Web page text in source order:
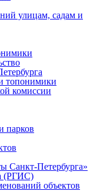
улицам, садам и
топонимики
комиссии
парков
Санкт‑Петербурга»
(РГИС)
объектов